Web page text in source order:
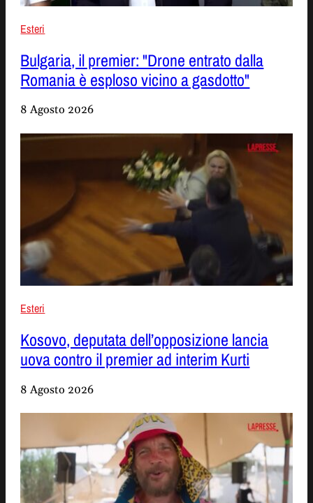
Esteri
Bulgaria, il premier: "Drone entrato dalla
Romania è esploso vicino a gasdotto"
8 Agosto 2026
Esteri
Kosovo, deputata dell’opposizione lancia
uova contro il premier ad interim Kurti
8 Agosto 2026